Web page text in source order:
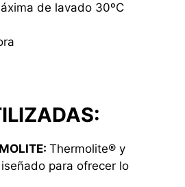
de lavado 30ºC
Thermolite® y
para ofrecer lo